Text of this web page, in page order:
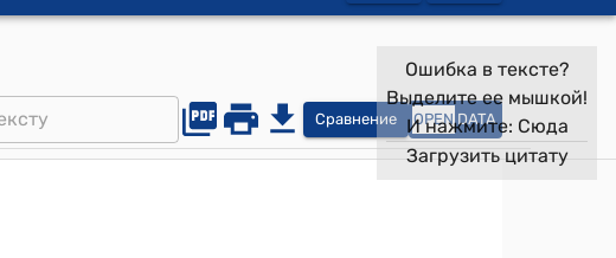
Сравнение OPEN DATA
Ошибка в тексте?
Выделите ее мышкой!
И нажмите: Сюда
Загрузить цитату